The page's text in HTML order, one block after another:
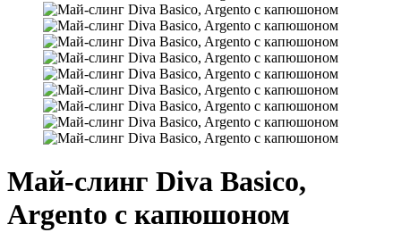
Май-слинг Diva Basico,
Argento с капюшоном